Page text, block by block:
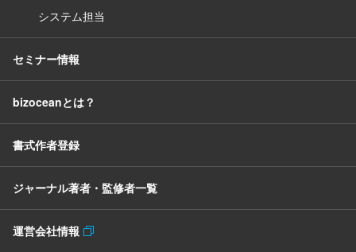
システム担当
セミナー情報
bizoceanとは？
書式作者登録
ジャーナル著者・監修者一覧
運営会社情報